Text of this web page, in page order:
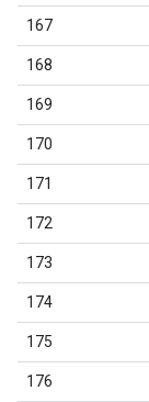
167
168
169
170
171
172
173
174
175
176